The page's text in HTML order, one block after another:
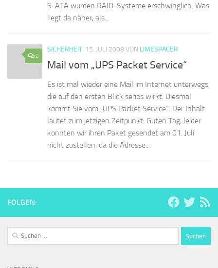
S-ATA wurden RAID-Systeme erschwinglich. Was
liegt da näher, als...
0
SICHERHEIT 15. JULI 2008 VON LIMESPACER
Mail vom „UPS Packet Service“
Es ist mal wieder eine Mail im Internet unterwegs,
die auf den ersten Blick seriös wirkt. Diesmal
kommt Sie vom „UPS Packet Service“. Der Inhalt
lautet zum jetzigen Zeitpunkt: Guten Tag, leider
konnten wir ihren Paket gesendet am 01. Juli
nicht zustellen, da die Adresse...
FOLGEN:
Suchen
nach: